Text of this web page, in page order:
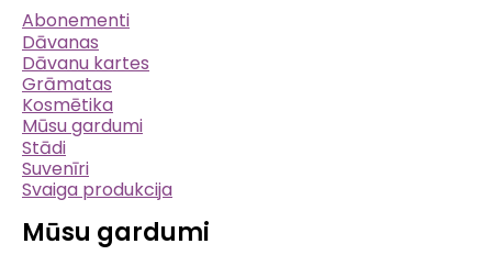
Mūsu gardumi
E-
Veikala
izvēlne
Abonementi
Dāvanas
Dāvanu kartes
Grāmatas
Kosmētika
Mūsu gardumi
Stādi
Suvenīri
Svaiga produkcija